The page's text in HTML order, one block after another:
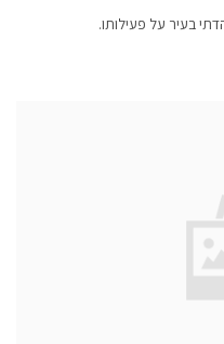
בעיר על פעילותו.